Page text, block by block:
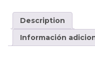
Description
Información